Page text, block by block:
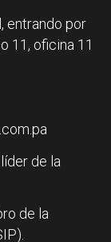
entrando por
11, oficina 11
de la
de la